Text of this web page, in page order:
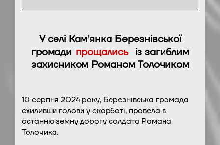
У селі Кам’янка Березнівської
громади прощались із загиблим
захисником Романом Толочиком
10 серпня 2024 року, Березнівська громада
схиливши голови у скорботі, провела в
останню земну дорогу солдата Романа
Толочика.